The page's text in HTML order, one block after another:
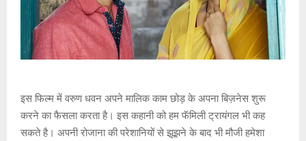
इस फिल्म में वरुण धवन अपने मालिक काम छोड़ के अपना बिज़नेस शुरू
करने का फैसला करता है। इस कहानी को हम फॅमिली ट्रायंगल भी कह
सकते है। अपनी रोजाना की परेशानियों से झूझने के बाद भी मौजी हमेशा